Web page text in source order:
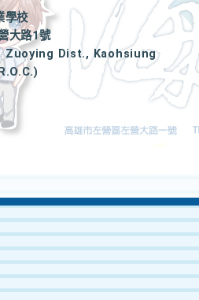
學校
大路1號
Zuoying Dist., Kaohsiung
|